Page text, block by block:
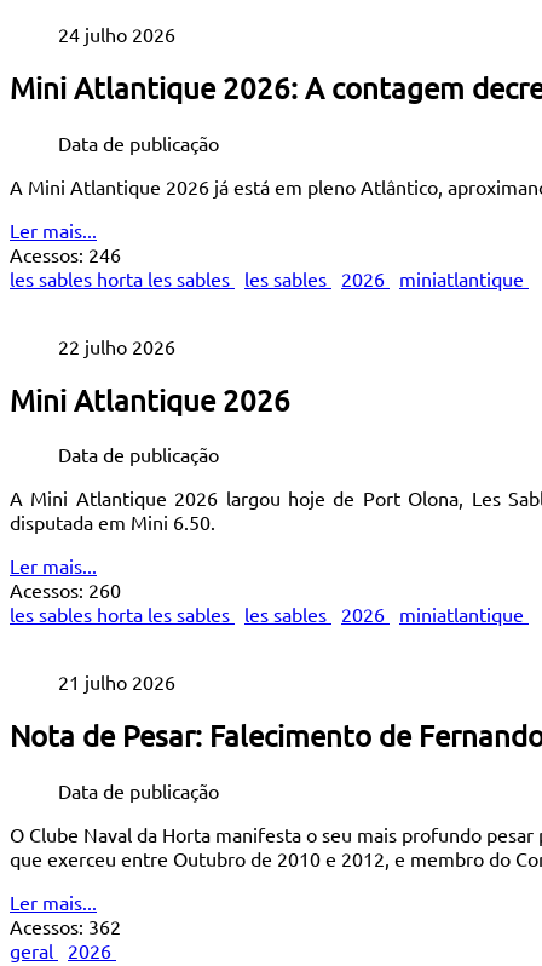
24 julho 2026
Mini Atlantique 2026: A contagem
Data de publicação
A Mini Atlantique 2026 já está em pleno Atlântico,
Ler mais...
Acessos: 246
les sables horta les sables
les sables 2026 miniatlantique
22 julho 2026
Mini Atlantique 2026
Data de publicação
A Mini Atlantique 2026 largou hoje de Port Olona, Les
disputada em Mini 6.50.
Ler mais...
Acessos: 260
les sables horta les sables
les sables 2026 miniatlantique
21 julho 2026
Nota de Pesar: Falecimento de
Data de publicação
O Clube Naval da Horta manifesta o seu mais profundo
que exerceu entre Outubro de 2010 e 2012, e membro do
Ler mais...
Acessos: 362
geral
2026